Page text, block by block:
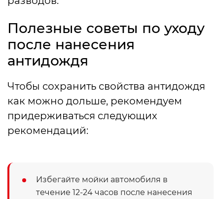
Полезные советы по уходу
после нанесения
антидождя
Чтобы сохранить свойства антидождя
как можно дольше, рекомендуем
придерживаться следующих
рекомендаций:
Избегайте мойки автомобиля в
течение 12-24 часов после нанесения